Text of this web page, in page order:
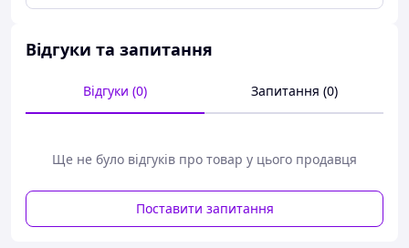
затиску карабіном, пристрій Golem повністю охоплює
Легко ходить по допоміжної мотузки верх і вниз, не
обмежуючи рухів користувача.
Конструкція мотузкового затиску Golem перешкоджає
Мотузковий затискач Golem виготовлений з легкого і
Відгуки та запитання
Відгуки (0) Запитання (0)
Ще не було відгуків про товар у цього продавця
Поставити запитання